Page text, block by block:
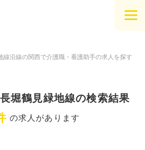
線沿線の関西で介護職・看護助手の求人を探す
堀鶴見緑地線の検索結果
の求人があります